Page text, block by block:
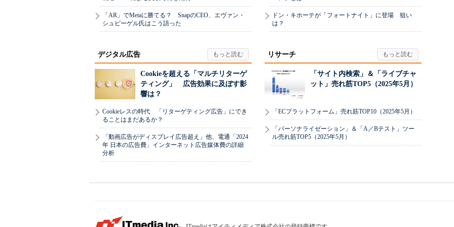
「AR」でMetaに勝てる？ SnapのCEO、エヴァン・
シュピーゲル氏はこう語った
ドン・キホーテが「フォートナイト」に登場 狙い
は？
デジタル広告
Cookieを超える「マルチリターゲ
ティング」 広告効果に及ぼす影
響は？
Cookieレスの時代 「リターゲティング広告」にでき
ることはまだあるか？
「動画広告がディスプレイ広告超え」他、電通「2024
年 日本の広告費」インターネット広告媒体費の詳細
分析
リサーチ
「サイト内検索」＆「ライブチャ
ット」売れ筋TOP5（2025年5月）
「ECプラットフォーム」売れ筋TOP10（2025年5月）
「パーソナライゼーション」＆「A／Bテスト」ツー
ル売れ筋TOP5（2025年5月）